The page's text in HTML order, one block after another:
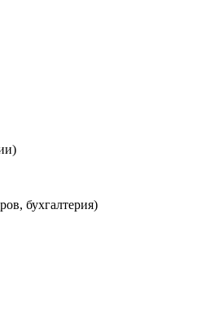
бухгалтерия)